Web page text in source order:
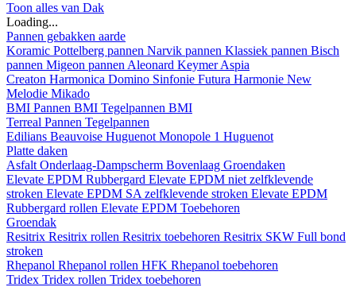
Toon alles van Dak
Loading...
Pannen gebakken aarde
Koramic Pottelberg pannen Narvik pannen Klassiek pannen Bisch
pannen Migeon pannen Aleonard KeymerAspia
Creaton Harmonica Domino Sinfonie Futura Harmonie New
Melodie Mikado
BMI Pannen BMI Tegelpannen BMI
Terreal Pannen Tegelpannen
Edilians Beauvoise Huguenot Monopole 1 Huguenot
Platte daken
Asfalt Onderlaag-Dampscherm Bovenlaag Groendaken
Elevate EPDM Rubbergard Elevate EPDM niet zelfklevende
stroken Elevate EPDM SA zelfklevende stroken Elevate EPDM
Rubbergard rollen Elevate EPDM Toebehoren
Groendak
Resitrix Resitrix rollen Resitrix toebehoren Resitrix SKW Full bond
stroken
Rhepanol Rhepanol rollen HFK Rhepanol toebehoren
Tridex Tridex rollen Tridex toebehoren